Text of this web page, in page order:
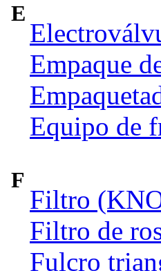
E
Empaque
Equipo de
F
Filtro
Filtro de
Fulcro